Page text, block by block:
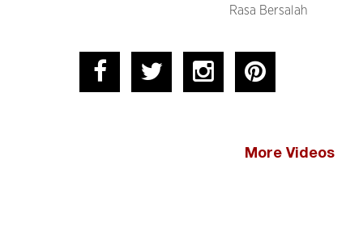
Rasa Bersalah
More Videos